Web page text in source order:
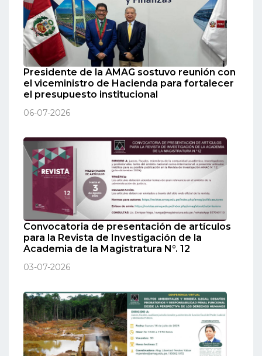
Presidente de la AMAG sostuvo reunión con
el viceministro de Hacienda para fortalecer
el presupuesto institucional
06-07-2026
Convocatoria de presentación de artículos
para la Revista de Investigación de la
Academia de la Magistratura N°. 12
03-07-2026